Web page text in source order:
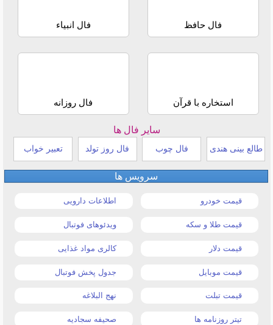
فال حافظ فال انبیاء
استخاره با قرآن فال روزانه
سایر فال ها
طالع بینی هندی فال چوب فال روز تولد تعبیر خواب
سرویس ها
قیمت خودرو اطلاعات دارویی
قیمت طلا و سکه ویدئوهای فوتبال
قیمت دلار کالری مواد غذایی
قیمت موبایل جدول پخش فوتبال
قیمت تبلت نهج البلاغه
تیتر روزنامه ها صحیفه سجادیه